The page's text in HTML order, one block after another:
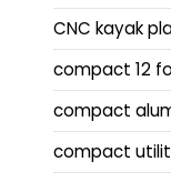
CNC kayak
compact 12
compact
compact